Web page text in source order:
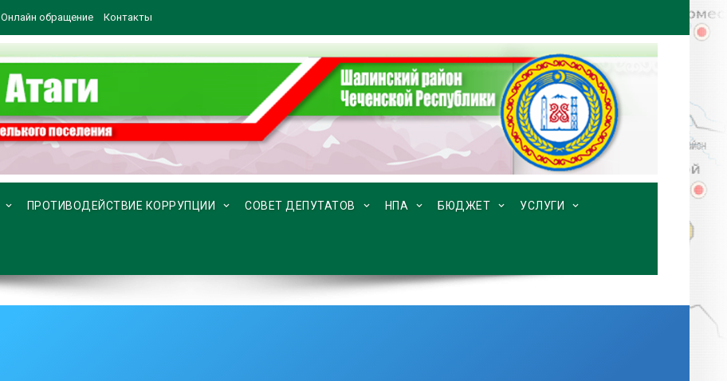
Онлайн обращение Контакты
ПРОТИВОДЕЙСТВИЕ КОРРУПЦИИ СОВЕТ ДЕПУТАТОВ НПА БЮДЖЕТ УСЛУГИ